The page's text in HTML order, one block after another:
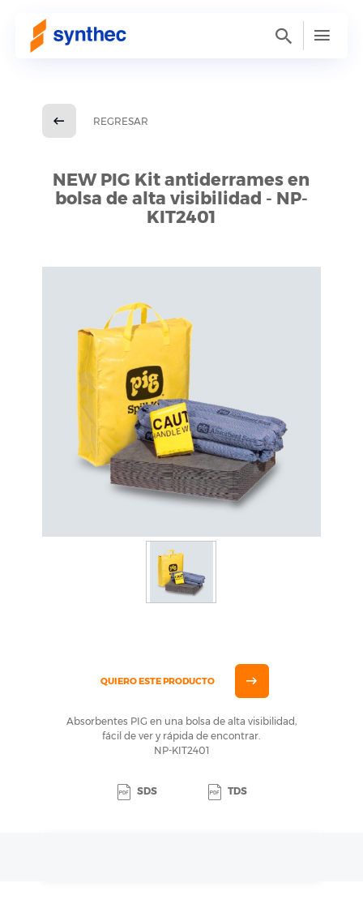
REGRESAR
NEW PIG Kit antiderrames en
bolsa de alta visibilidad - NP-
KIT2401
QUIERO ESTE PRODUCTO
Absorbentes PIG en una bolsa de alta visibilidad,
fácil de ver y rápida de encontrar.
NP-KIT2401
SDS TDS